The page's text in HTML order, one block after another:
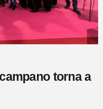
torna a